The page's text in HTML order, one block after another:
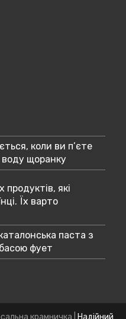
коли ви п’єте
щоранку
продуктів, які
Їх варто
паста з
фует
крамничка | Надійний